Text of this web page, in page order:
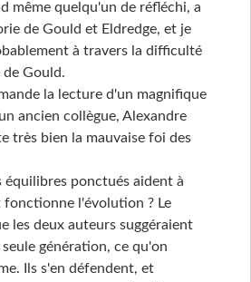
même quelqu'un de réfléchi, a
de Gould et Eldredge, et je
à travers la difficulté
de Gould.
la lecture d'un magnifique
ancien collègue, Alexandre
très bien la mauvaise foi des
équilibres ponctués aident à
l'évolution ? Le
les deux auteurs suggéraient
génération, ce qu'on
Ils s'en défendent, et